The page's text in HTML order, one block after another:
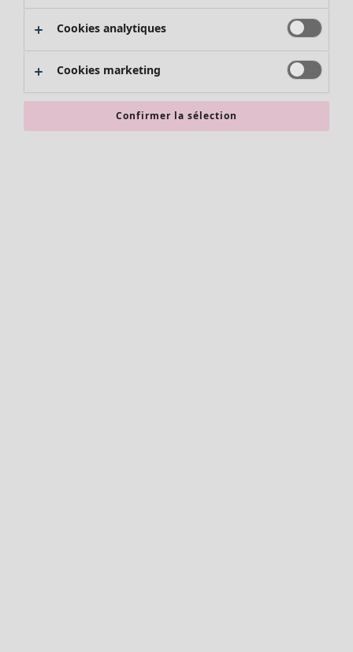
Promos SOLDES
Les promos de Gudrun Sjödén
Nouvel arrivage
Bonnes affaires en soldes - jusqu'à -70
Cookies analytiques
Cookies marketing
Confirmer la sélection